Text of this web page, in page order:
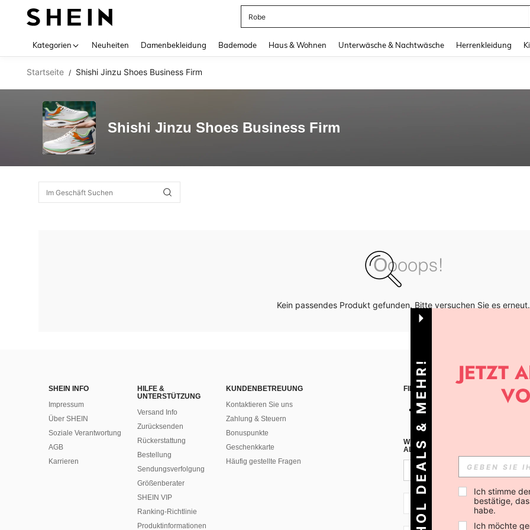
Robe
Kategorien Neuheiten Damenbekleidung Bademode Haus & Wohnen Unterwäsche & Nachtwäsche Herrenkleidung
Startseite / Shishi Jinzu Shoes Business Firm
Shishi Jinzu Shoes Business Firm
Kein passendes Produkt gefunden. Bitte versuchen Sie es erneut.
SHEIN INFO
Impressum
Über SHEIN
Soziale Verantwortung
AGB
Karrieren
HILFE &
UNTERSTÜTZUNG
Versand Info
Zurücksenden
Rückerstattung
Bestellung
Sendungsverfolgung
Größenberater
SHEIN VIP
Ranking-Richtlinie
​Produktinformationen
KUNDENBETREUUNG
Kontaktieren Sie uns
Zahlung & Steuern
Bonuspunkte
Geschenkkarte
Häufig gestellte Fragen
FINDEN SIE UNS AUF
WENN DU DICH FÜR UNSEREN
ALLEN ANDEREN ERFAHREN (DU
CH + 41
HOL DEALS & MEHR! Ich stimme
bestätige,
habe.
Ich möchte